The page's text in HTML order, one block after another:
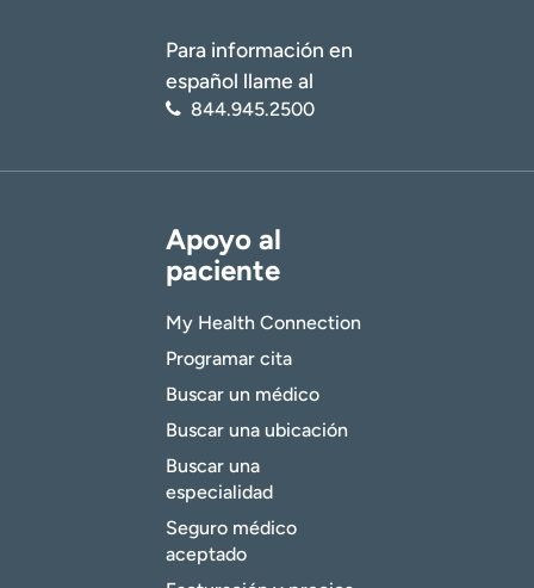
Para información en
español llame al
844.945.2500
Apoyo al
paciente
My Health Connection
Programar cita
Buscar un médico
Buscar una ubicación
Buscar una
especialidad
Seguro médico
aceptado